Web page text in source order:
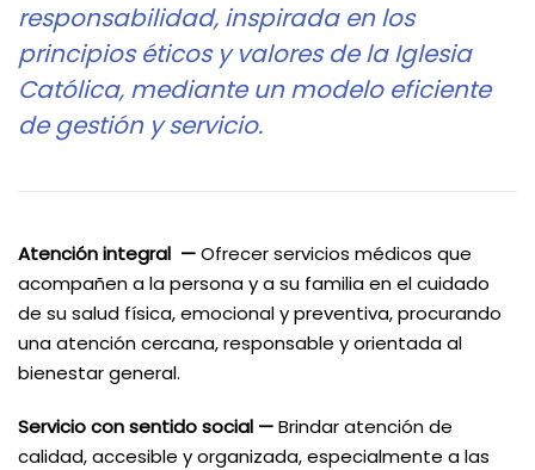
responsabilidad, inspirada en los
principios éticos y valores de la Iglesia
Católica, mediante un modelo eficiente
de gestión y servicio.
Atención integral —Ofrecer servicios médicos que
acompañen a la persona y a su familia en el cuidado
de su salud física, emocional y preventiva, procurando
una atención cercana, responsable y orientada al
bienestar general.
Servicio con sentido social —Brindar atención de
calidad, accesible y organizada, especialmente a las